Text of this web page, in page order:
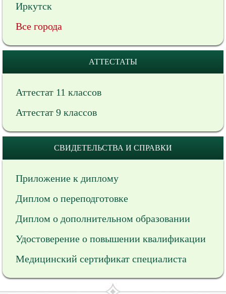
Иркутск
Все города
АТТЕСТАТЫ
Аттестат 11 классов
Аттестат 9 классов
СВИДЕТЕЛЬСТВА И СПРАВКИ
Приложение к диплому
Диплом о переподготовке
Диплом о дополнительном образовании
Удостоверение о повышении квалификации
Медицинский сертификат специалиста